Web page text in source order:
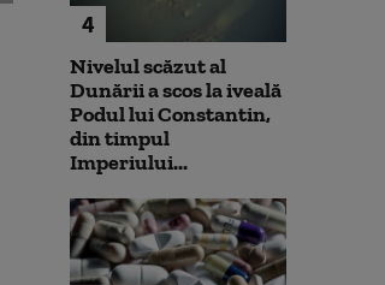
Cristian Păun, despre
scăderea consumului:
„Poporul plătește nota de
plată, fie prin taxare, fie prin
testat
amfibiu AAV-
4
Nivelul scăzut al
Dunării a scos la iveală
Podul lui Constantin,
din timpul
Imperiului...